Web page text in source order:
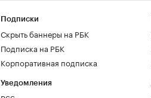
Подписки
Скрыть баннеры на РБК
Подписка на РБК
Корпоративная подписка
Уведомления